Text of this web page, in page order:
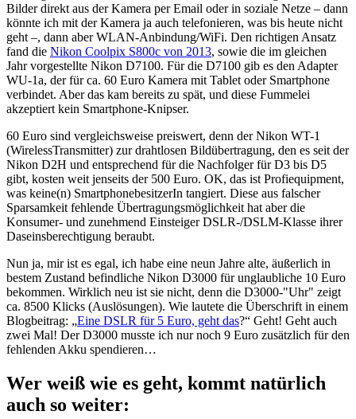
Bilder direkt aus der Kamera per Email oder in soziale Netze – dann
könnte ich mit der Kamera ja auch telefonieren, was bis heute nicht
geht –, dann aber WLAN-Anbindung/WiFi. Den richtigen Ansatz
fand die Nikon Coolpix S800c von 2013, sowie die im gleichen
Jahr vorgestellte Nikon D7100. Für die D7100 gib es den Adapter
WU-1a, der für ca. 60 Euro Kamera mit Tablet oder Smartphone
verbindet. Aber das kam bereits zu spät, und diese Fummelei
akzeptiert kein Smartphone-Knipser.
60 Euro sind vergleichsweise preiswert, denn der Nikon WT-1
(WirelessTransmitter) zur drahtlosen Bildübertragung, den es seit der
Nikon D2H und entsprechend für die Nachfolger für D3 bis D5
gibt, kosten weit jenseits der 500 Euro. OK, das ist Profiequipment,
was keine(n) SmartphonebesitzerIn tangiert. Diese aus falscher
Sparsamkeit fehlende Übertragungsmöglichkeit hat aber die
Konsumer- und zunehmend Einsteiger DSLR-/DSLM-Klasse ihrer
Daseinsberechtigung beraubt.
Nun ja, mir ist es egal, ich habe eine neun Jahre alte, äußerlich in
bestem Zustand befindliche Nikon D3000 für unglaubliche 10 Euro
bekommen. Wirklich neu ist sie nicht, denn die D3000-"Uhr" zeigt
ca. 8500 Klicks (Auslösungen). Wie lautete die Überschrift in einem
Blogbeitrag: „Eine DSLR für 5 Euro, geht das?“ Geht! Geht auch
zwei Mal! Der D3000 musste ich nur noch 9 Euro zusätzlich für den
fehlenden Akku spendieren…
Wer weiß wie es geht, kommt natürlich
auch so weiter: